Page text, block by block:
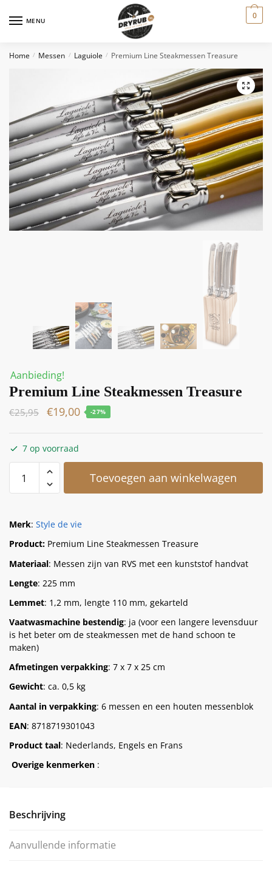
MENU 0
Home / Messen / Laguiole / Premium Line Steakmessen Treasure
Aanbieding!
Premium Line Steakmessen Treasure
€25,95 €19,00 -27%
7 op voorraad
Toevoegen aan winkelwagen
Merk: Style de vie
Product: Premium Line Steakmessen Treasure
Materiaal: Messen zijn van RVS met een kunststof handvat
Lengte: 225 mm
Lemmet: 1,2 mm, lengte 110 mm, gekarteld
Vaatwasmachine bestendig: ja (voor een langere levensduur
is het beter om de steakmessen met de hand schoon te
maken)
Afmetingen verpakking: 7 x 7 x 25 cm
Gewicht: ca. 0,5 kg
Aantal in verpakking: 6 messen en een houten messenblok
EAN: 8718719301043
Product taal: Nederlands, Engels en Frans
Overige kenmerken :
Beschrijving
Aanvullende informatie